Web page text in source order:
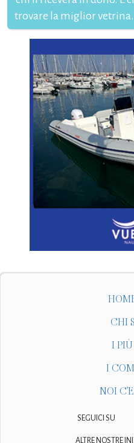
trovare la miglior vetrina.
CHI
I
I
NOI
SEGUICI SU
ALTRE NOSTRE